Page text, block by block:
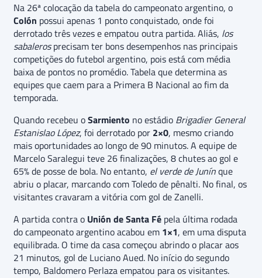
Na 26ª colocação da tabela do campeonato argentino, o
Colón possui apenas 1 ponto conquistado, onde foi
derrotado três vezes e empatou outra partida. Aliás, los
sabalerosprecisam ter bons desempenhos nas principais
competições do futebol argentino, pois está com média
baixa de pontos no promédio. Tabela que determina as
equipes que caem para a Primera B Nacional ao fim da
temporada.
Quando recebeu oSarmiento no estádio Brigadier General
Estanislao López, foi derrotado por 2×0, mesmo criando
mais oportunidades ao longo de 90 minutos. A equipe de
Marcelo Saralegui teve 26 finalizações, 8 chutes ao gol e
65% de posse de bola. No entanto, el verde de Junínque
abriu o placar, marcando com Toledo de pênalti. No final, os
visitantes cravaram a vitória com gol de Zanelli.
A partida contra o Unión de Santa Fé pela última rodada
do campeonato argentino acabou em 1×1, em uma disputa
equilibrada. O time da casa começou abrindo o placar aos
21 minutos, gol de Luciano Aued. No início do segundo
tempo, Baldomero Perlaza empatou para os visitantes.